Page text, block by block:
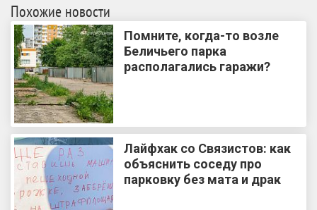
Похожие новости
Помните, когда-то возле
Беличьего парка
располагались гаражи?
Лайфхак со Связистов: как
объяснить соседу про
парковку без мата и драк